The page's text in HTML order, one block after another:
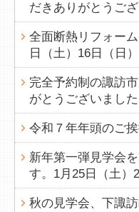
だきありがとうござ
全面断熱リフォー
日（土）16日（日
完全予約制の諏訪
がとうございました
令和７年年頭のご
新年第一弾見学会
す。1月25日（土）
秋の見学会、下諏